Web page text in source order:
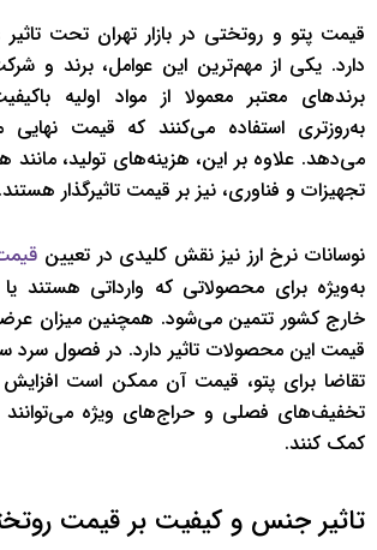
قیمت پتو و روتختی در بازار تهران تحت
دارد. یکی از مهم‌ترین این عوامل، برند و
برندهای معتبر معمولا از مواد اولیه
به‌روزتری استفاده می‌کنند که قیمت
می‌دهد. علاوه بر این، هزینه‌های تولید، مانند
تجهیزات و فناوری، نیز بر قیمت تاثیرگذار هستند.
نوسانات نرخ ارز نیز نقش کلیدی در تعیین
به‌ویژه برای محصولاتی که وارداتی هستند یا
خارج کشور تتمین می‌شود. همچنین میزان عرضه
قیمت این محصولات تاثیر دارد. در فصول سرد
تقاضا برای پتو، قیمت آن ممکن است افزایش
تخفیف‌های فصلی و حراج‌های ویژه
کمک کنند.
تاثیر جنس و کیفیت بر قیمت